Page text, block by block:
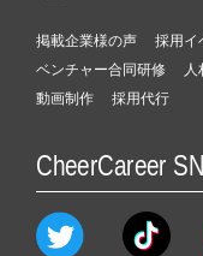
掲載企業様の声 採用イ
ベンチャー合同研修
人
動画制作
採用代行
CheerCareer